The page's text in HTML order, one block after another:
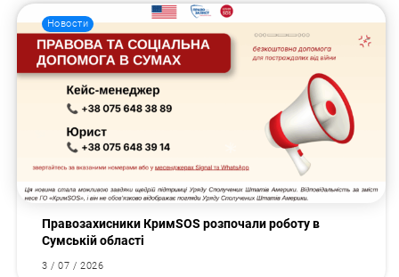
Новости
Правозахисники КримSOS розпочали роботу в
Сумській області
3 / 07 / 2026